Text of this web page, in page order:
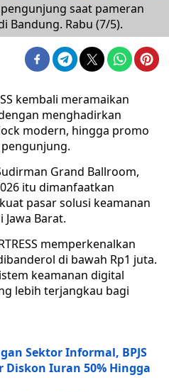
pengunjung saat pameran
Bandung. Rabu (7/5).
kembali meramaikan
menghadirkan
modern, hingga promo
Grand Ballroom,
itu dimanfaatkan
pasar solusi keamanan
Barat.
memperkenalkan
di bawah Rp1 juta.
keamanan digital
lebih terjangkau bagi
Sektor Informal, BPJS
Diskon Iuran 50% Hingga